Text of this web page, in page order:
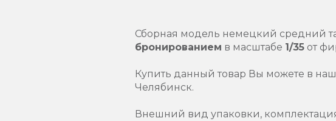
Сборная модель немецкий средний
бронированием в масштабе 1/35 от
Купить данный товар Вы можете в
Челябинск.
Внешний вид упаковки,